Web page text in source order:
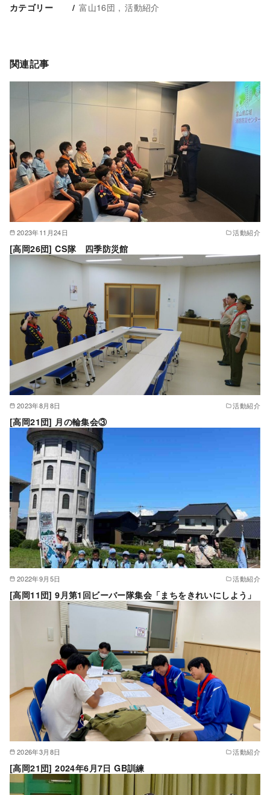
カテゴリー 富山16団 活動紹介
関連記事
2023年11月24日 活動紹介
[高岡26団] CS隊 四季防災館
2023年8月8日 活動紹介
[高岡21団] 月の輪集会③
2022年9月5日 活動紹介
[高岡11団] 9月第1回ビーバー隊集会「まちをきれいにしよう」
2026年3月8日 活動紹介
[高岡21団] 2024年6月7日 GB訓練